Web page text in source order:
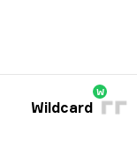
W
Wildcard